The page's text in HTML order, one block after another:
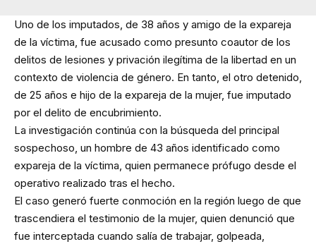
Uno de los imputados, de 38 años y amigo de la expareja
de la víctima, fue acusado como presunto coautor de los
delitos de lesiones y privación ilegítima de la libertad en un
contexto de violencia de género. En tanto, el otro detenido,
de 25 años e hijo de la expareja de la mujer, fue imputado
por el delito de encubrimiento.
La investigación continúa con la búsqueda del principal
sospechoso, un hombre de 43 años identificado como
expareja de la víctima, quien permanece prófugo desde el
operativo realizado tras el hecho.
El caso generó fuerte conmoción en la región luego de que
trascendiera el testimonio de la mujer, quien denunció que
fue interceptada cuando salía de trabajar, golpeada,